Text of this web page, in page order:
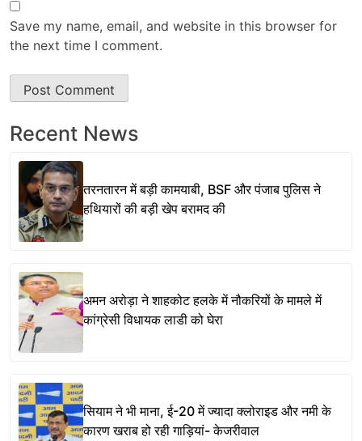
Save my name, email, and website in this browser for
the next time I comment.
Recent News
तरनतारन में बड़ी कामयाबी, BSF और पंजाब पुलिस ने
हथियारों की बड़ी खेप बरामद की
अमन अरोड़ा ने शाहकोट हलके में नौकरियों के मामले में
कांग्रेसी विधायक लाडी को घेरा
सियाम ने भी माना, ई-20 में ज्यादा क्लोराइड और नमी के
कारण खराब हो रही गाड़ियां- केजरीवाल